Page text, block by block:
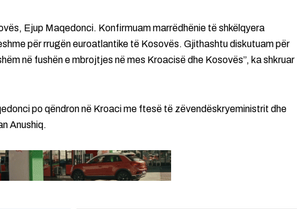
Ejup Maqedonci. Konfirmuam marrëdhënie të shkëlqyera
për rrugën euroatlantike të Kosovës. Gjithashtu diskutuam për
në fushën e mbrojtjes në mes Kroacisë dhe Kosovës”, ka shkruar
po qëndron në Kroaci me ftesë të zëvendëskryeministrit dhe
Anushiq.